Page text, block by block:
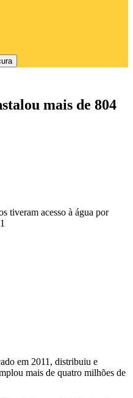
mais de 804
tiveram acesso à água por
em 2011, distribuiu e
mais de quatro milhões de